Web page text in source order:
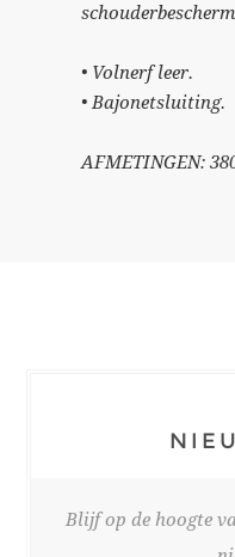
• Volnerf leer.
• Bajonetsluiting.
AFMETINGEN:
Blijf op de hoogte